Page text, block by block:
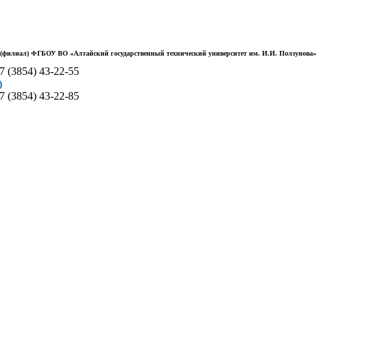
(филиал) ФГБОУ ВО «Алтайский государственный технический университет им. И.И. Ползунова»
(3854) 43-22-55
(3854) 43-22-85